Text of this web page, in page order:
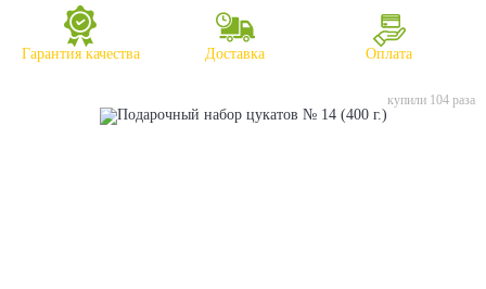
Гарантия качества Доставка Оплата
купили 104 раза